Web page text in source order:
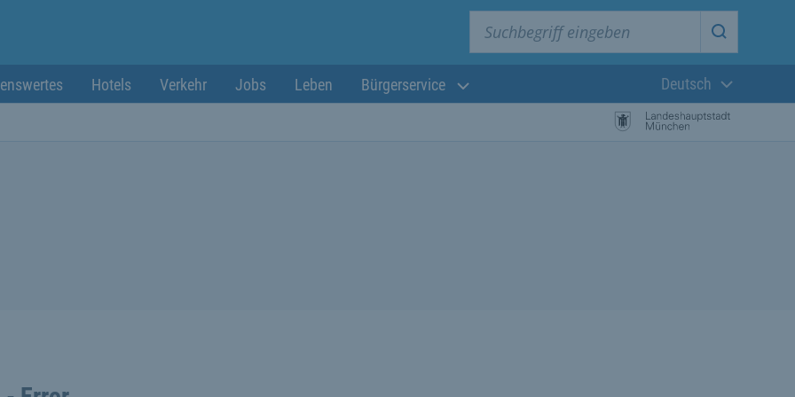
Suche
Hotels Verkehr Jobs Leben Bürgerservice
Aktuelle
Deutsch